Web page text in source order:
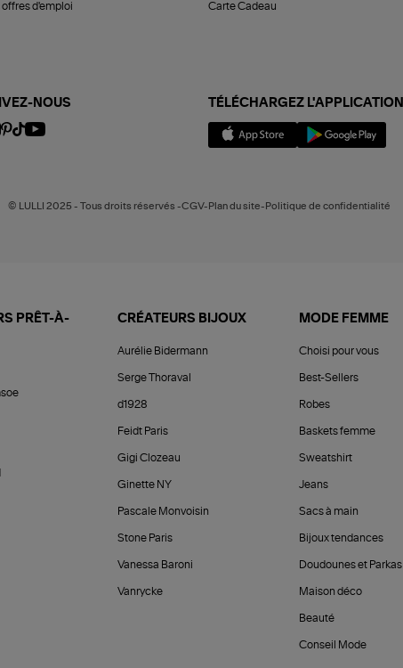
offres d'emploi Carte Cadeau
NOUS TÉLÉCHARGEZ L'APPLICATION
© LULLI 2025 - Tous droits réservés -CGV-Plan du site-Politique de confidentialité
PRÊT-À-
CRÉATEURS BIJOUX
Aurélie Bidermann
Serge Thoraval
d1928
Feidt Paris
Gigi Clozeau
Ginette NY
Pascale Monvoisin
Stone Paris
Vanessa Baroni
Vanrycke
MODE FEMME
Choisi pour vous
Best-Sellers
Robes
Baskets femme
Sweatshirt
Jeans
Sacs à main
Bijoux tendances
Doudounes et Parkas
Maison déco
Beauté
Conseil Mode